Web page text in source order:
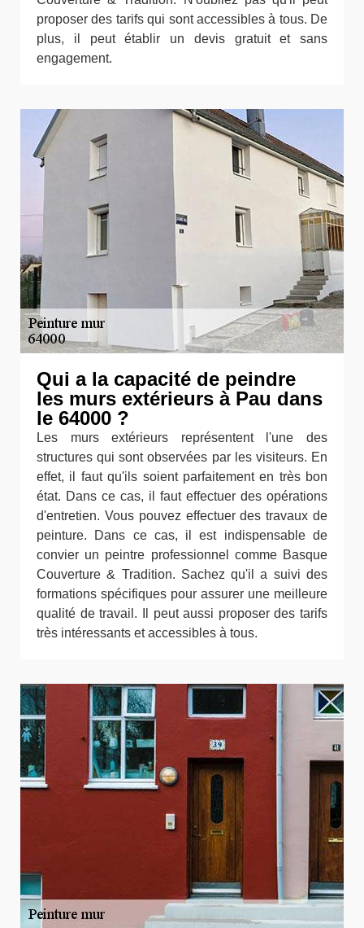
proposer des tarifs qui sont accessibles à tous. De
plus, il peut établir un devis gratuit et sans
engagement.
Qui a la capacité de peindre
les murs extérieurs à Pau dans
le 64000 ?
Les murs extérieurs représentent l'une des
structures qui sont observées par les visiteurs. En
effet, il faut qu'ils soient parfaitement en très bon
état. Dans ce cas, il faut effectuer des opérations
d'entretien. Vous pouvez effectuer des travaux de
peinture. Dans ce cas, il est indispensable de
convier un peintre professionnel comme Basque
Couverture & Tradition. Sachez qu'il a suivi des
formations spécifiques pour assurer une meilleure
qualité de travail. Il peut aussi proposer des tarifs
très intéressants et accessibles à tous.